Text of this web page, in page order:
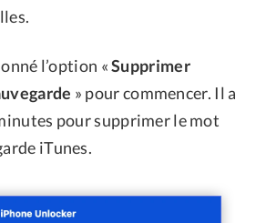
l’option «Supprimer
» pour commencer. Il a
pour supprimer le mot
iTunes.